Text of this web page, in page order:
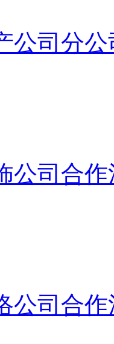
公司分
公司合作
公司合